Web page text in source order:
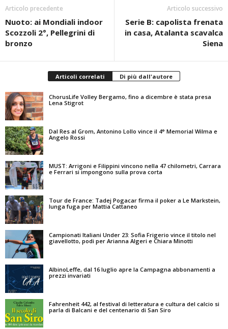
Articolo precedente
Nuoto: ai Mondiali indoor
Scozzoli 2°, Pellegrini di
bronzo
Articolo successivo
Serie B: capolista frenata
in casa, Atalanta scavalca
Siena
Articoli correlati Di più dall'autore
ChorusLife Volley Bergamo, fino a dicembre è stata presa
Lena Stigrot
Dal Res al Grom, Antonino Lollo vince il 4° Memorial Wilma e
Angelo Rossi
MUST: Arrigoni e Filippini vincono nella 47 chilometri, Carrara
e Ferrari si impongono sulla prova corta
Tour de France: Tadej Pogacar firma il poker a Le Markstein,
lunga fuga per Mattia Cattaneo
Campionati Italiani Under 23: Sofia Frigerio vince il titolo nel
giavellotto, podi per Arianna Algeri e Chiara Minotti
AlbinoLeffe, dal 16 luglio apre la Campagna abbonamenti a
prezzi invariati
Fahrenheit 442, al festival di letteratura e cultura del calcio si
parla di Balcani e del centenario di San Siro